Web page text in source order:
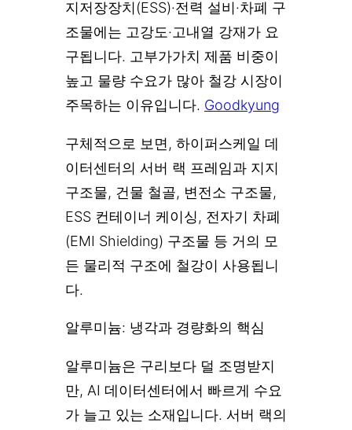
지저장장치(ESS)·전력 설비·차폐 구
조물에는 고강도·고내열 강재가 요
구됩니다. 고부가가치 제품 비중이
높고 물량 수요가 많아 철강 시장이
주목하는 이유입니다. Goodkyung
구체적으로 보면, 하이퍼스케일 데
이터센터의 서버 랙 프레임과 지지
구조물, 건물 철골, 변전소 구조물,
ESS 컨테이너 케이싱, 전자기 차폐
(EMI Shielding) 구조물 등 거의 모
든 물리적 구조에 철강이 사용됩니
다.
알루미늄: 냉각과 경량화의 핵심
알루미늄은 구리보다 덜 조명받지
만, AI 데이터센터에서 빠르게 수요
가 늘고 있는 소재입니다. 서버 랙의